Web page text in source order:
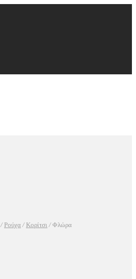
/ Ρούχα / Κορίτσι /Φλώρα